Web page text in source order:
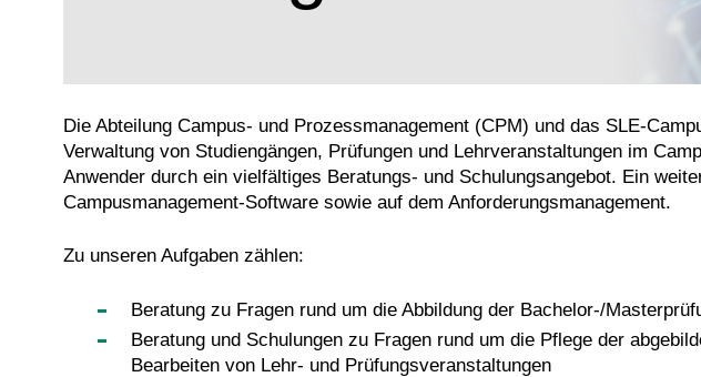
Die Abteilung Campus- und Prozessmanagement (CPM) und das SLE-
Verwaltung von Studiengängen, Prüfungen und Lehrveranstaltungen im
Anwender durch ein vielfältiges Beratungs- und Schulungsangebot. Ein
Campusmanagement-Software sowie auf dem Anforderungsmanagement.
Zu unseren Aufgaben zählen:
Beratung zu Fragen rund um die Abbildung der Bachelor-/
Beratung und Schulungen zu Fragen rund um die Pflege der
Bearbeiten von Lehr- und Prüfungsveranstaltungen